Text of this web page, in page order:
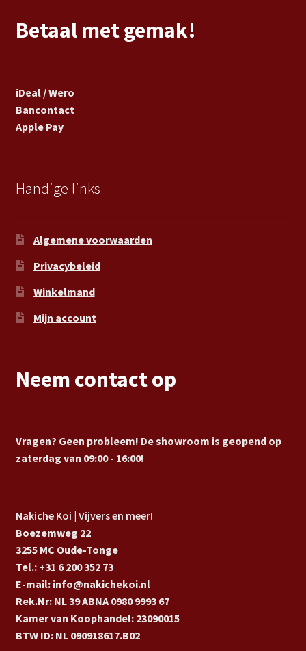
Betaal met gemak!
iDeal / Wero
Bancontact
Apple Pay
Handige links
Algemene voorwaarden
Privacybeleid
Winkelmand
Mijn account
Neem contact op
Vragen? Geen probleem! De showroom is geopend op
zaterdag van 09:00 - 16:00!
Nakiche Koi | Vijvers en meer!
Boezemweg 22
3255 MC Oude-Tonge
Tel.: +31 6 200 352 73
E-mail: info@nakichekoi.nl
Rek.Nr: NL 39 ABNA 0980 9993 67
Kamer van Koophandel: 23090015
BTW ID: NL 090918617.B02